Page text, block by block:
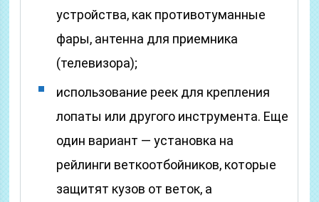
устройства, как противотуманные
фары, антенна для приемника
(телевизора);
использование реек для крепления
лопаты или другого инструмента. Еще
один вариант — установка на
рейлинги веткоотбойников, которые
защитят кузов от веток, а